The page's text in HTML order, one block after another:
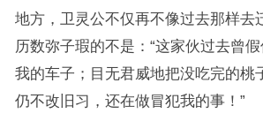
地方，卫灵公不仅再不像过去那样去
历数弥子瑕的不是：“这家伙过去曾
我的车子；目无君威地把没吃完的桃
仍不改旧习，还在做冒犯我的事！”